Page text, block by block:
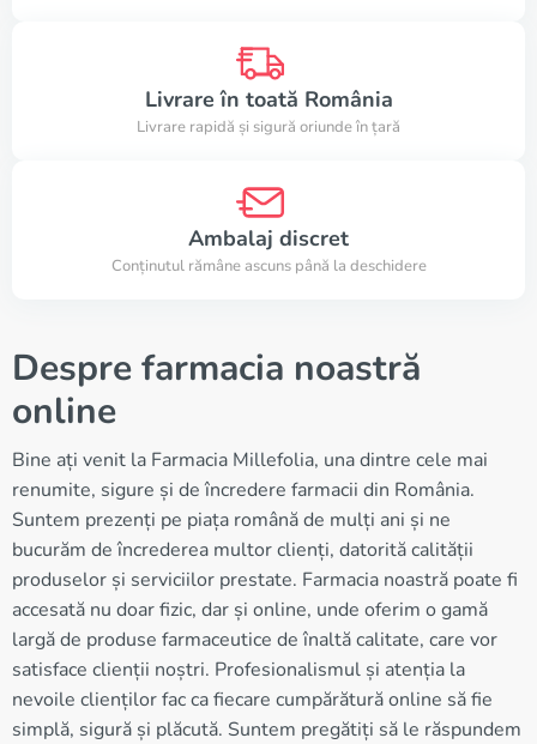
Livrare în toată România
Livrare rapidă și sigură oriunde în țară
Ambalaj discret
Conținutul rămâne ascuns până la deschidere
Despre farmacia noastră
online
Bine ați venit la Farmacia Millefolia, una dintre cele mai
renumite, sigure și de încredere farmacii din România.
Suntem prezenți pe piața română de mulți ani și ne
bucurăm de încrederea multor clienți, datorită calității
produselor și serviciilor prestate. Farmacia noastră poate fi
accesată nu doar fizic, dar și online, unde oferim o gamă
largă de produse farmaceutice de înaltă calitate, care vor
satisface clienții noștri. Profesionalismul și atenția la
nevoile clienților fac ca fiecare cumpărătură online să fie
simplă, sigură și plăcută. Suntem pregătiți să le răspundem